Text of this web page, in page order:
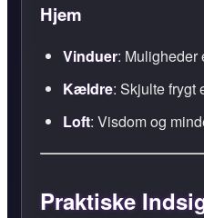
Hjem
Vinduer: Muligheder
Kældre: Skjulte frygt
Loft: Visdom og
Praktiske